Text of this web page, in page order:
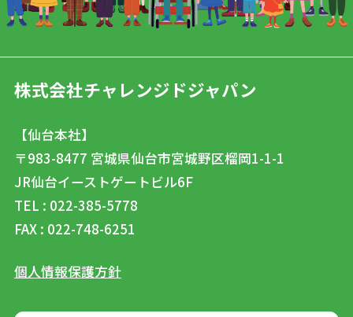
株式会社チャレンジドジャパン
【仙台本社】
〒983-8477 宮城県仙台市宮城野区榴岡1-1-1
JR仙台イーストゲートビル6F
TEL : 022-385-5778
FAX : 022-748-6251
個人情報保護方針